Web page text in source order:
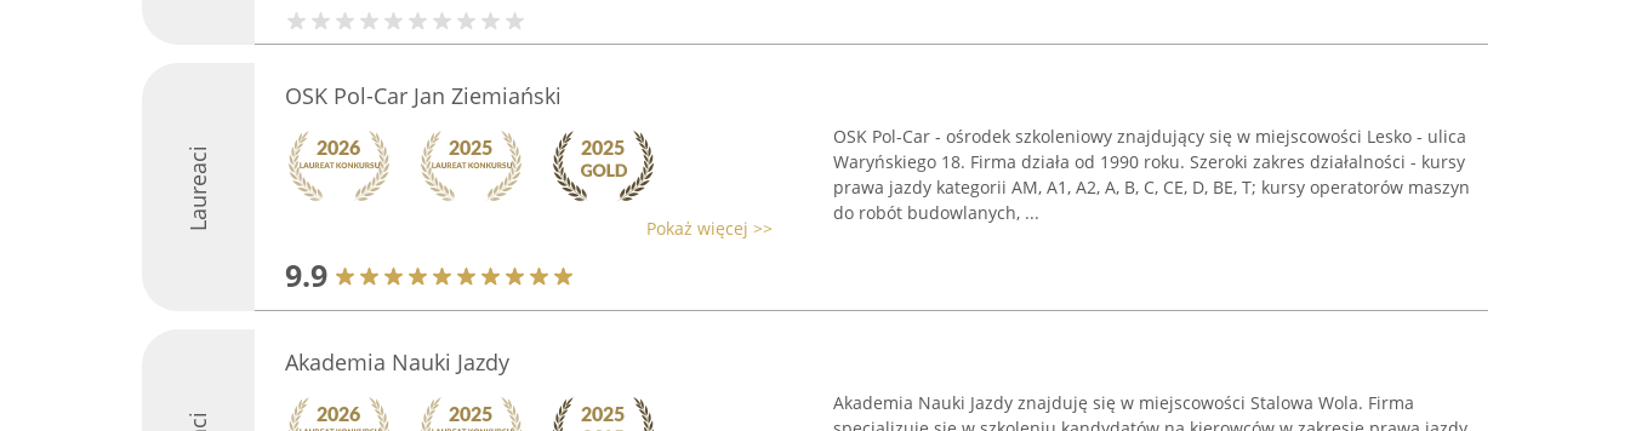
Laureaci
OSK Pol-Car Jan Ziemiański
Pokaż więcej >>
9.9
OSK Pol-Car - ośrodek szkoleniowy znajdujący się w miejscowości Lesko - ulica
Waryńskiego 18. Firma działa od 1990 roku. Szeroki zakres działalności - kursy
prawa jazdy kategorii AM, A1, A2, A, B, C, CE, D, BE, T; kursy operatorów maszyn
do robót budowlanych, ...
Akademia Nauki Jazdy
Akademia Nauki Jazdy znajduję się w miejscowości Stalowa Wola. Firma